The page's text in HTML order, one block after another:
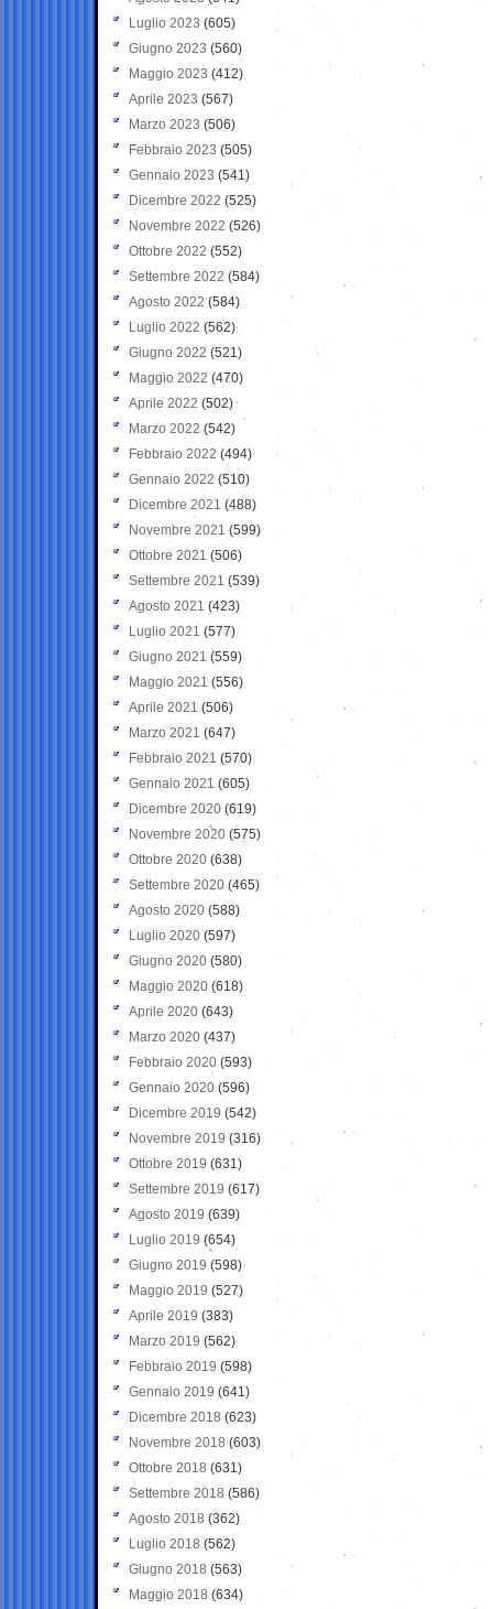
Luglio 2023 (605)
Giugno 2023 (560)
Maggio 2023 (412)
Aprile 2023 (567)
Marzo 2023 (506)
Febbraio 2023 (505)
Gennaio 2023 (541)
Dicembre 2022 (525)
Novembre 2022 (526)
Ottobre 2022 (552)
Settembre 2022 (584)
Agosto 2022 (584)
Luglio 2022 (562)
Giugno 2022 (521)
Maggio 2022 (470)
Aprile 2022 (502)
Marzo 2022 (542)
Febbraio 2022 (494)
Gennaio 2022 (510)
Dicembre 2021 (488)
Novembre 2021 (599)
Ottobre 2021 (506)
Settembre 2021 (539)
Agosto 2021 (423)
Luglio 2021 (577)
Giugno 2021(559)
Maggio 2021 (556)
Aprile 2021 (506)
Marzo 2021 (647)
Febbraio 2021 (570)
Gennaio 2021 (605)
Dicembre 2020 (619)
Novembre 2020 (575)
Ottobre 2020 (638)
Settembre 2020(465)
Agosto 2020 (588)
Luglio 2020 (597)
Giugno 2020 (580)
Maggio 2020 (618)
Aprile 2020 (643)
Marzo 2020 (437)
Febbraio 2020 (593)
Gennaio 2020 (596)
Dicembre 2019 (542)
Novembre 2019 (316)
Ottobre 2019 (631)
Settembre 2019 (617)
Agosto 2019 (639)
Luglio 2019 (654)
Giugno 2019 (598)
Maggio 2019 (527)
Aprile 2019 (383)
Marzo 2019 (562)
Febbraio 2019 (598)
Gennaio 2019 (641)
Dicembre 2018 (623)
Novembre 2018 (603)
Ottobre 2018 (631)
Settembre 2018 (586)
Agosto 2018 (362)
Luglio 2018 (562)
Giugno 2018 (563)
Maggio 2018 (634)